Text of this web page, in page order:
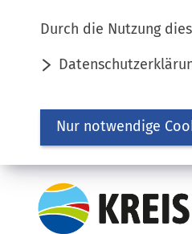
Durch die Nutzung
Nur notwendige
Inhalt anspringen